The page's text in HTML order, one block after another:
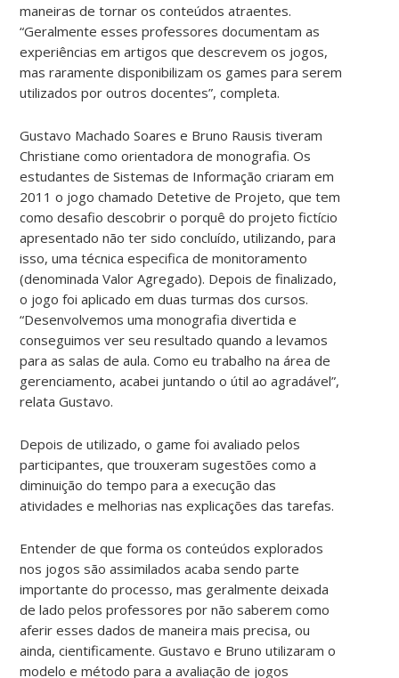
maneiras de tornar os conteúdos atraentes.
“Geralmente esses professores documentam as
experiências em artigos que descrevem os jogos,
mas raramente disponibilizam os games para serem
utilizados por outros docentes”, completa.
Gustavo Machado Soares e Bruno Rausis tiveram
Christiane como orientadora de monografia. Os
estudantes de Sistemas de Informação criaram em
2011 o jogo chamado Detetive de Projeto, que tem
como desafio descobrir o porquê do projeto fictício
apresentado não ter sido concluído, utilizando, para
isso, uma técnica especifica de monitoramento
(denominada Valor Agregado). Depois de finalizado,
o jogo foi aplicado em duas turmas dos cursos.
“Desenvolvemos uma monografia divertida e
conseguimos ver seu resultado quando a levamos
para as salas de aula. Como eu trabalho na área de
gerenciamento, acabei juntando o útil ao agradável”,
relata Gustavo.
Depois de utilizado, o game foi avaliado pelos
participantes, que trouxeram sugestões como a
diminuição do tempo para a execução das
atividades e melhorias nas explicações das tarefas.
Entender de que forma os conteúdos explorados
nos jogos são assimilados acaba sendo parte
importante do processo, mas geralmente deixada
de lado pelos professores por não saberem como
aferir esses dados de maneira mais precisa, ou
ainda, cientificamente. Gustavo e Bruno utilizaram o
modelo e método para a avaliação de jogos